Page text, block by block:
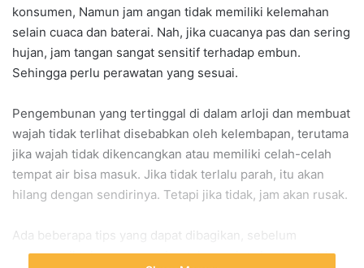
konsumen, Namun jam angan tidak memiliki kelemahan
selain cuaca dan baterai. Nah, jika cuacanya pas dan sering
hujan, jam tangan sangat sensitif terhadap embun.
Sehingga perlu perawatan yang sesuai.
Pengembunan yang tertinggal di dalam arloji dan membuat
wajah tidak terlihat disebabkan oleh kelembapan, terutama
jika wajah tidak dikencangkan atau memiliki celah-celah
tempat air bisa masuk. Jika tidak terlalu parah, itu akan
hilang dengan sendirinya. Tetapi jika tidak, jam akan rusak.
Ada beberapa tips yang dapat dibagikan, sebelum
memanggil tukang reparasi untuk meminta bantuan, tidak